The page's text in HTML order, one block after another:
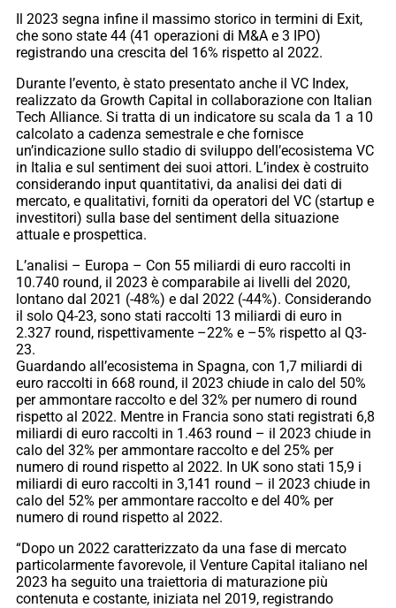
Il 2023 segna infine il massimo storico in termini di Exit,
che sono state 44 (41 operazioni di M&A e 3 IPO)
registrando una crescita del 16% rispetto al 2022.
Durante l’evento, è stato presentato anche il VC Index,
realizzato da Growth Capital in collaborazione con Italian
Tech Alliance. Si tratta di un indicatore su scala da 1 a 10
calcolato a cadenza semestrale e che fornisce
un’indicazione sullo stadio di sviluppo dell’ecosistema VC
in Italia e sul sentiment dei suoi attori. L’index è costruito
considerando input quantitativi, da analisi dei dati di
mercato, e qualitativi, forniti da operatori del VC (startup e
investitori) sulla base del sentiment della situazione
attuale e prospettica.
L’analisi – Europa – Con 55 miliardi di euro raccolti in
10.740 round, il 2023 è comparabile ai livelli del 2020,
lontano dal 2021 (-48%) e dal 2022 (-44%). Considerando
il solo Q4-23, sono stati raccolti 13 miliardi di euro in
2.327 round, rispettivamente –22% e –5% rispetto al Q3-
23.
Guardando all’ecosistema in Spagna, con 1,7 miliardi di
euro raccolti in 668 round, il 2023 chiude in calo del 50%
per ammontare raccolto e del 32% per numero di round
rispetto al 2022. Mentre in Francia sono stati registrati 6,8
miliardi di euro raccolti in 1.463 round – il 2023 chiude in
calo del 32% per ammontare raccolto e del 25% per
numero di round rispetto al 2022. In UK sono stati 15,9 i
miliardi di euro raccolti in 3,141 round – il 2023 chiude in
calo del 52% per ammontare raccolto e del 40% per
numero di round rispetto al 2022.
“Dopo un 2022 caratterizzato da una fase di mercato
particolarmente favorevole, il Venture Capital italiano nel
2023 ha seguito una traiettoria di maturazione più
contenuta e costante, iniziata nel 2019, registrando